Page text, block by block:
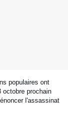
populaires ont
octobre prochain
l'assassinat